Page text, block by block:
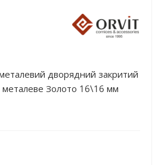
дворядний закритий
металеве Золото 16\16 мм